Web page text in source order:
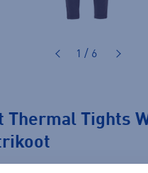
1 / 6
Thermal Tights